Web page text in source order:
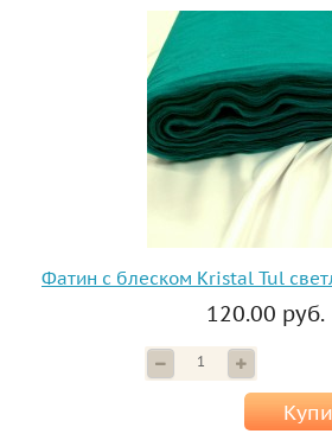
Фатин с блеском Kristal Tul
120.00 руб.